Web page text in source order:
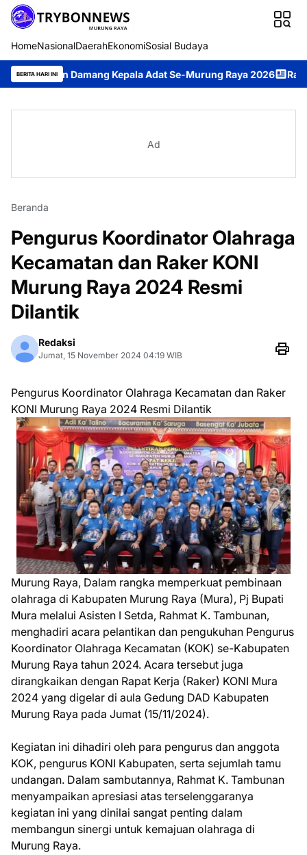
HomeNasionalDaerahEkonomiSosial Budaya
BERITA HARI INI
Damang Kepala Adat Se-Murung Raya 2026 Rahmanto
Ad
Beranda
Pengurus Koordinator Olahraga
Kecamatan dan Raker KONI
Murung Raya 2024 Resmi
Dilantik
Redaksi
Jumat, 15 November 2024 04:19 WIB
Pengurus Koordinator Olahraga Kecamatan dan Raker
KONI Murung Raya 2024 Resmi Dilantik
Murung Raya, Dalam rangka memperkuat pembinaan
olahraga di Kabupaten Murung Raya (Mura), Pj Bupati
Mura melalui Asisten I Setda, Rahmat K. Tambunan,
menghadiri acara pelantikan dan pengukuhan Pengurus
Koordinator Olahraga Kecamatan (KOK) se-Kabupaten
Murung Raya tahun 2024. Acara tersebut juga
dirangkaikan dengan Rapat Kerja (Raker) KONI Mura
2024 yang digelar di aula Gedung DAD Kabupaten
Murung Raya pada Jumat (15/11/2024).
Kegiatan ini dihadiri oleh para pengurus dan anggota
KOK, pengurus KONI Kabupaten, serta sejumlah tamu
undangan. Dalam sambutannya, Rahmat K. Tambunan
menyampaikan apresiasi atas terselenggaranya
kegiatan ini yang dinilai sangat penting dalam
membangun sinergi untuk kemajuan olahraga di
Murung Raya.